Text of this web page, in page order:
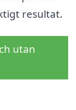
resultat.
utan